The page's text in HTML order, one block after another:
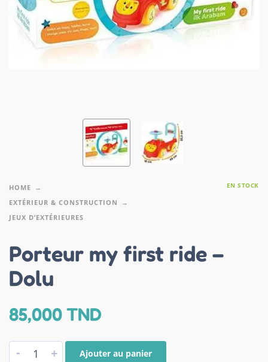
HOME
EXTÉRIEUR & CONSTRUCTION
JEUX D’EXTÉRIEURES
EN STOCK
Porteur my first ride –
Dolu
85,000TND
- + Ajouter au panier